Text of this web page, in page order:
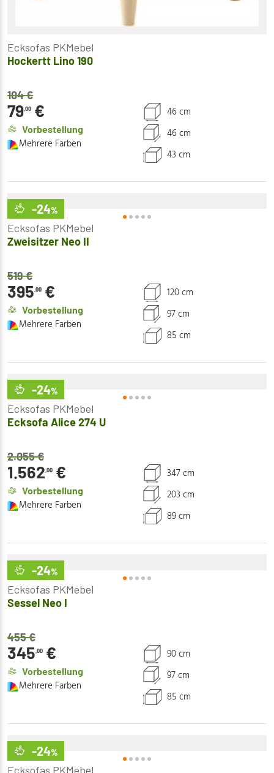
Ecksofas PKMebel
Hockertt Lino 190
104€
79,00 €
Vorbestellung
Mehrere Farben
46 cm
46 cm
43 cm
-24%
Ecksofas PKMebel
Zweisitzer Neo II
519€
395,00 €
Vorbestellung
Mehrere Farben
120 cm
97 cm
85 cm
-24%
Ecksofas PKMebel
Ecksofa Alice 274 U
2.055€
1.562,00 €
Vorbestellung
Mehrere Farben
347 cm
203 cm
89 cm
-24%
Ecksofas PKMebel
Sessel Neo I
455€
345,00 €
Vorbestellung
Mehrere Farben
90 cm
97 cm
85 cm
-24%
Ecksofas PKMebel